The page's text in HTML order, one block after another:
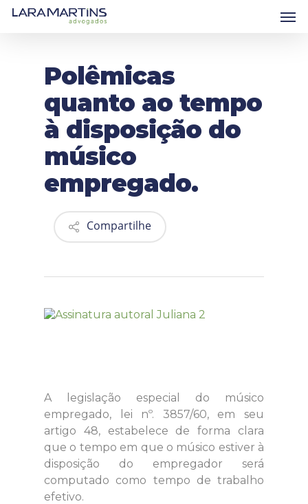
Skip
Polêmicas
quanto ao tempo
à disposição do
músico
empregado.
Compartilhe
A legislação especial do músico
empregado, lei nº. 3857/60, em seu
artigo 48, estabelece de forma clara
que o tempo em que o músico estiver à
disposição do empregador será
computado como tempo de trabalho
efetivo.